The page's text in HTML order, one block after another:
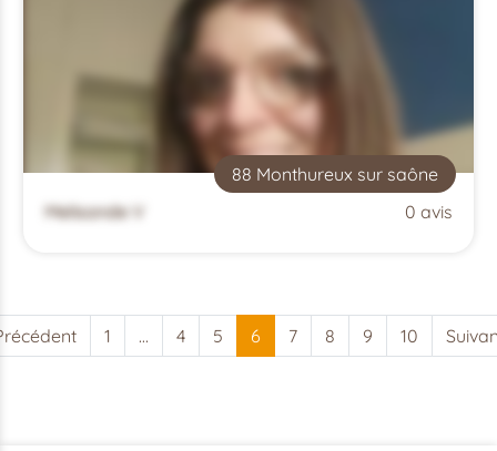
88 Monthureux sur saône
Melisande V
0 avis
1 … 4 5 6 7 8 9 10